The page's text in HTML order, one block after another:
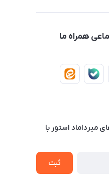
همراه ما
میرداماد استور با‌
ثبت